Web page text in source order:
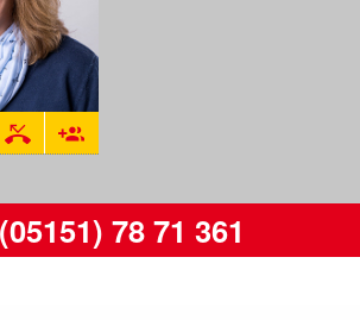
phone_missed group_add
(05151) 78 71 361